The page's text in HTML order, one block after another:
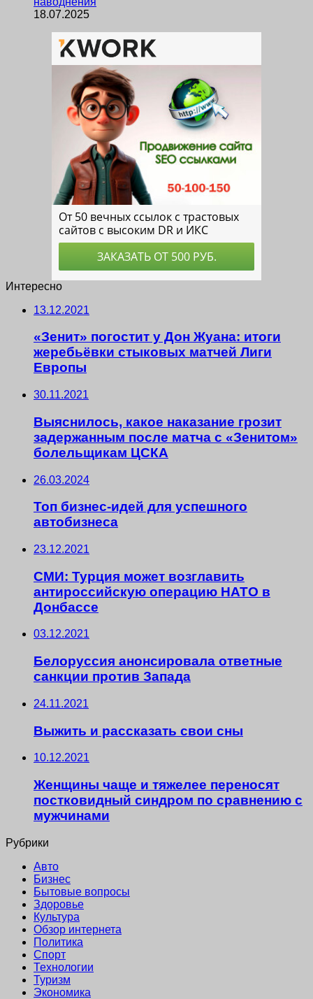
18.07.2025
Интересно
13.12.2021
«Зенит» погостит у Дон Жуана: итоги
жеребьёвки стыковых матчей Лиги
Европы
30.11.2021
Выяснилось, какое наказание грозит
задержанным после матча с «Зенитом»
болельщикам ЦСКА
26.03.2024
Топ бизнес-идей для успешного
автобизнеса
23.12.2021
СМИ: Турция может возглавить
антироссийскую операцию НАТО в
Донбассе
03.12.2021
Белоруссия анонсировала ответные
санкции против Запада
24.11.2021
Выжить и рассказать свои сны
10.12.2021
Женщины чаще и тяжелее переносят
постковидный синдром по сравнению с
мужчинами
Рубрики
Авто
Бизнес
Бытовые вопросы
Здоровье
Культура
Обзор интернета
Политика
Спорт
Технологии
Туризм
Экономика